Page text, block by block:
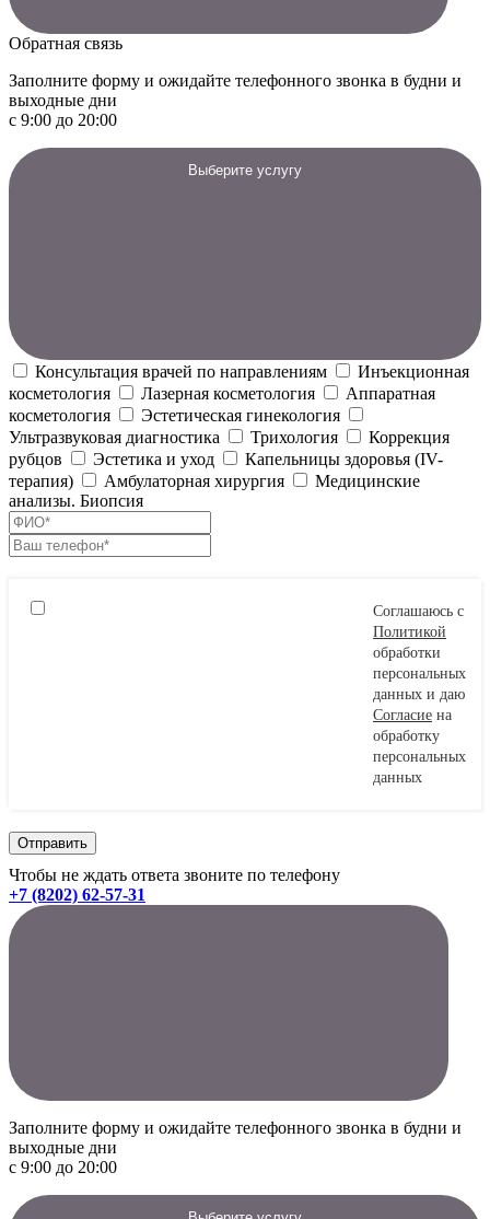
Обратная связь
Заполните форму и ожидайте телефонного звонка в будни и
выходные дни
с 9:00 до 20:00
Выберите услугу
Консультация врачей по направлениям
Инъекционная
косметология
Лазерная косметология
Аппаратная
косметология
Эстетическая гинекология
Ультразвуковая диагностика
Трихология
Коррекция
рубцов
Эстетика и уход
Капельницы здоровья (IV-
терапия)
Амбулаторная хирургия
Медицинские
анализы. Биопсия
Соглашаюсь с
Политикой
обработки
персональных
данных и даю
Согласие на
обработку
персональных
данных
Чтобы не ждать ответа звоните по телефону
+7 (8202) 62-57-31
Заполните форму и ожидайте телефонного звонка в будни и
выходные дни
с 9:00 до 20:00